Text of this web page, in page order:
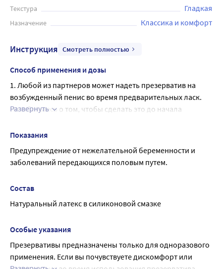
Текстура Гладкая
Назначение Классика и комфорт
Инструкция Смотреть полностью
Способ применения и дозы
1. Любой из партнеров может надеть презерватив на
возбужденный пенис во время предварительных ласк.
Позаботьтесь о том, чтобы сделать это до начала
беременность и возможность заражения инфекциями,
передаваемыми половым путем. ВНИМАНИЕ: проверьте
срок годности на упаковке презерватива, прежде чем
использовать его . Надорвите упаковку со стороны
осторожно, так как его можно повредить ногтями и
острыми предметами, например, ювелирными
2. Проверьте, чтобы презерватив был свернут наружу.
Если он свернут внутрь, то презерватив вывернут
наизнанку. Сдавите сосок на конце презерватива, чтобы
внутри не осталось воздуха.
Развернуть
Показания
Предупреждение от нежелательной беременности и
заболеваний передающихся половым путем.
Состав
Натуральный латекс в силиконовой смазке
Особые указания
Презервативы предназначены только для одноразового
применения. Если вы почувствуете дискомфорт или